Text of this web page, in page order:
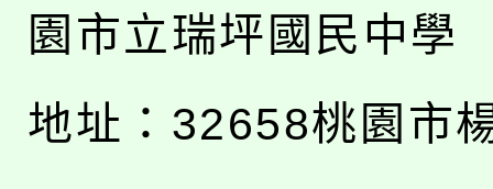
園市立瑞坪國民中學
地址： 32658桃園市